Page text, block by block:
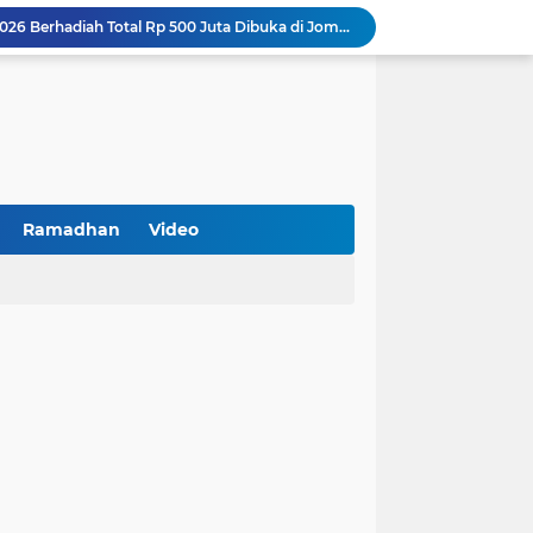
Turnamen PKDI Cup II 2026 Berhadiah Total Rp 500 Juta Dibuka di Jombang, Ketua PKDI Jatim Syaifullah Mahdi: Ajang Silaturrahmi dan Media Komunikasi Antar-Kades untuk Memajukan Desa
Kemerdekaan
Kemenkop Tekankan Peran Strategis Manajer dalam Menentukan Keberhasilan KDKMP
Ramadhan Video